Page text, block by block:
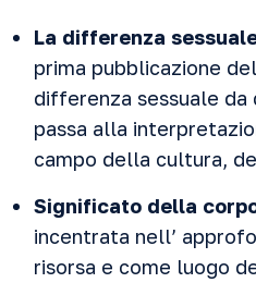
La differenza
prima pubblicazione
differenza sessuale
passa alla
campo della cultura,
Significato della
incentrata nell’
risorsa e come luogo